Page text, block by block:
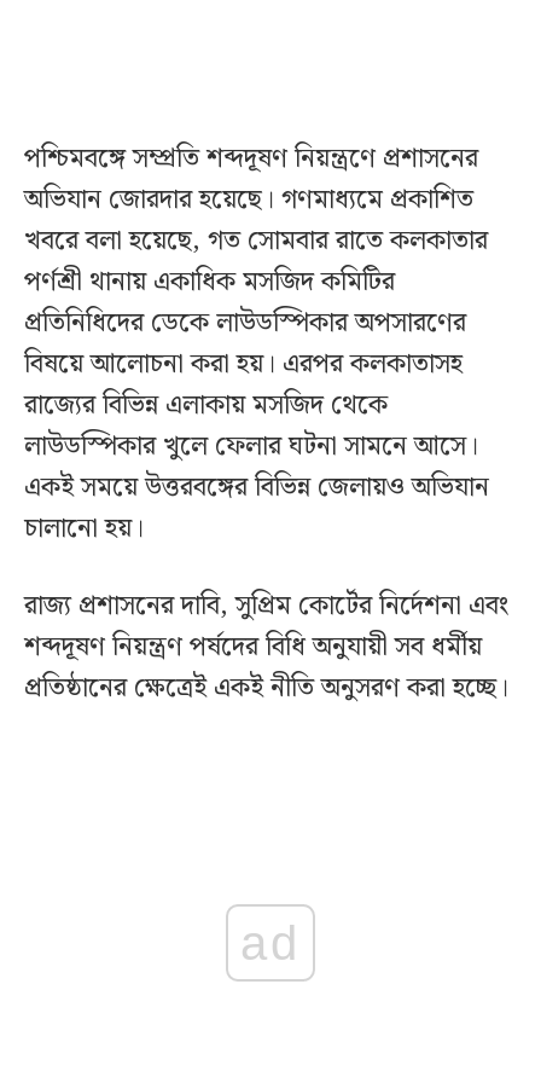
পশ্চিমবঙ্গে সম্প্রতি শব্দদূষণ নিয়ন্ত্রণে প্রশাসনের
অভিযান জোরদার হয়েছে। গণমাধ্যমে প্রকাশিত
খবরে বলা হয়েছে, গত সোমবার রাতে কলকাতার
পর্ণশ্রী থানায় একাধিক মসজিদ কমিটির
প্রতিনিধিদের ডেকে লাউডস্পিকার অপসারণের
বিষয়ে আলোচনা করা হয়। এরপর কলকাতাসহ
রাজ্যের বিভিন্ন এলাকায় মসজিদ থেকে
লাউডস্পিকার খুলে ফেলার ঘটনা সামনে আসে।
একই সময়ে উত্তরবঙ্গের বিভিন্ন জেলায়ও অভিযান
চালানো হয়।
রাজ্য প্রশাসনের দাবি, সুপ্রিম কোর্টের নির্দেশনা এবং
শব্দদূষণ নিয়ন্ত্রণ পর্ষদের বিধি অনুযায়ী সব ধর্মীয়
প্রতিষ্ঠানের ক্ষেত্রেই একই নীতি অনুসরণ করা হচ্ছে।
ad